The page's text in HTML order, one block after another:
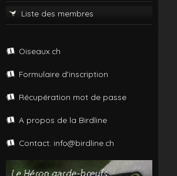
Liste des membres
Oiseaux.ch
Formulaire d'inscription
Récupération mot de passe
A propos de la Birdline
Contact: info@birdline.ch